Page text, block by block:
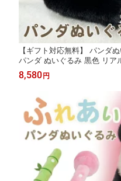
【ギフト対応無料】 パンダ
パンダ ぬいぐるみ 黒色 リア
リアル ふわふわ 本物そっく
枕 添い寝 癒し系 プレゼント
8,580 円